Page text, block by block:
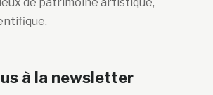
à la newsletter